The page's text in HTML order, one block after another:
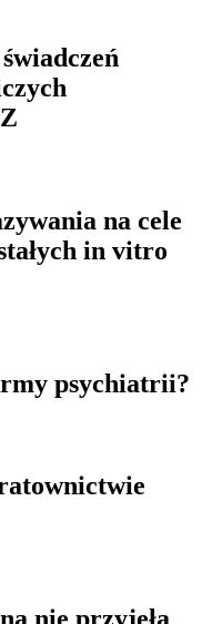
na cele
in vitro
psychiatrii?